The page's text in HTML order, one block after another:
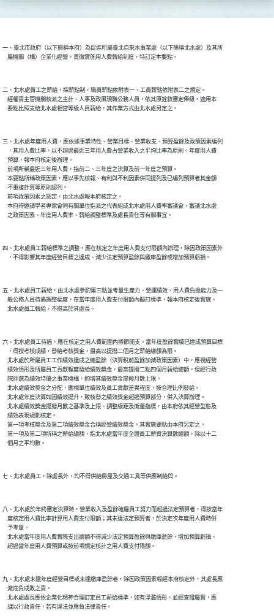
一、臺北市政府（以下簡稱本府）為促進所屬臺北自來水事業處（以下簡稱北水處）及其所
二、北水處員工之薪給，採薪點制，職員薪點依附表一、工員薪點依附表二之規定。
    經權責主管機關核派之主計、人事及政風現職公務人員，依其原銓敘審定俸級，適用本
三、北水處年度用人費，應依據事業特性、營業目標、營業收支、預算盈餘及政策因素編列
    ，其用人費比率，以不超過最近三年用人費占營業收入之平均比率為原則。年度用人費
    預算，報本府核定後辦理。
    前項所稱最近三年用人費，指前二、三年度之決算及前一年度之預算。
    本要點所稱政策因素，應以事先核報、有利與不利因素併同提列及已編列預算者其金額
    不重複計算等原則認列。
    前項政策因素之認定，由北水處報本府核定之。
    本府得邀請學者專家會同有關單位指派之代表組成北水處用人費率審議會，審議北水處
四、北水處員工薪給標準之調整，應在核定之年度用人費支付限額內辦理，除因政策因素外
五、北水處員工薪給，由北水處參酌第三點並考量生產力、營運績效、用人費負擔能力及一
    般公務人員待遇調整幅度，在當年度用人費支付限額內擬訂標準，報本府核定後實施。
六、北水處員工待遇，應在核定之用人費範圍內撙節開支。當年度盈餘實績已達成預算目標
    ，得按考核成績，發給考核獎金，最高以提撥二個月之薪給總額為限。
    北水處於所屬員工工作績效達成之總盈餘（決算稅前盈餘加減政策因素）中，應視經營
    績效情形及所屬員工貢獻程度發給績效獎金，最高提撥二點四個月薪給總額。但經行政
    院評選為績效特優之事業機構，酌增其績效獎金提撥月數上限。
    北水處績效獎金之分配，應視單位績效及員工貢獻差異程度，按合理比例發給。
    北水處年度決算如因績效提升，致核發之績效獎金超過預算部分，併入決算辦理。
    北水處績效獎金提撥月數之基準及上限、調整級距及衡量指標，由本府依其經營型態及
    績效表現規劃核定。
    第一項考核獎金及第二項績效獎金合稱經營績效獎金，其實施要點由本府另定之。
    第一項及第二項所稱之薪給總額，指北水處當年度全體員工薪資決算數總額，除以十二
八、北水處於年終審定決算時，營業收入及盈餘確屬員工努力而超過法定預算者，得按當年
    度核定用人費比率計算用人費支付限額；其未達法定預算者，於決定次年度用人費時併
    予考量。
    北水處當年度用人費實際支出總額不得減少法定預算盈餘與繳庫盈餘、增加預算虧損、
九、北水處未達年度經營目標或未達繳庫盈餘者，除因政策因素報經本府核定外，其處長應
    澈底負成敗之責。
    北水處處長應依企業化精神合理訂定員工薪給標準，如有浮濫情形，並經查證屬實，應